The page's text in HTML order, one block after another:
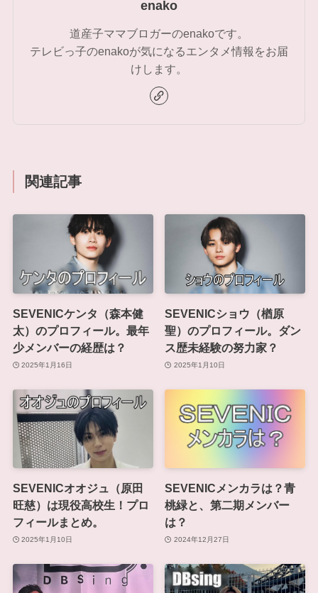
enako
道産子ママブロガーのenakoです。
テレビっ子のenakoが気になるエンタメ情報をお届
けします。
関連記事
SEVENICケンタ（森本健
太）のプロフィール。最年
少メンバーの経歴は？
2025年1月16日
SEVENICショウ（楢原
聖）のプロフィール。ダン
ス歴未経験の努力家？
2025年1月10日
SEVENICオオジュ（原田
旺慈）は現役高校生！プロ
フィールまとめ。
2025年1月10日
SEVENICメンカラは？青
桃緑と、第二期メンバー
は？
2024年12月27日